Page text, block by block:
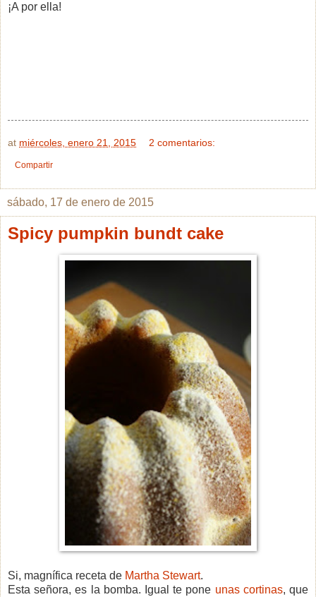
¡A por ella!
at miércoles, enero 21, 2015 2 comentarios:
Compartir
sábado, 17 de enero de 2015
Spicy pumpkin bundt cake
Si, magnífica receta de Martha Stewart.
Esta señora, es la bomba. Igual te pone unas cortinas, que